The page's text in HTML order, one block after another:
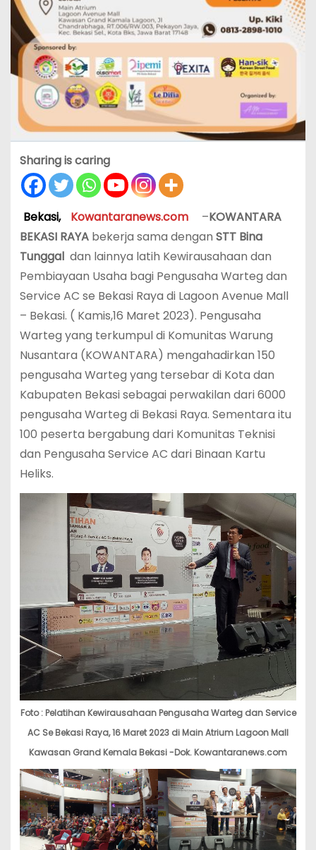
Sharing is caring
Bekasi, Kowantaranews.com –KOWANTARA
BEKASI RAYAbekerja sama dengan STT Bina
Tunggaldan lainnya latih Kewirausahaan dan
Pembiayaan Usaha bagi Pengusaha Warteg dan
Service AC se Bekasi Raya di Lagoon Avenue Mall
– Bekasi. ( Kamis,16 Maret 2023). Pengusaha
Warteg yang terkumpul di Komunitas Warung
Nusantara (KOWANTARA) mengahadirkan 150
pengusaha Warteg yang tersebar di Kota dan
Kabupaten Bekasi sebagai perwakilan dari 6000
pengusaha Warteg di Bekasi Raya. Sementara itu
100 peserta bergabung dari Komunitas Teknisi
dan Pengusaha Service AC dari Binaan Kartu
Heliks.
Foto : Pelatihan Kewirausahaan Pengusaha Warteg dan Service
AC Se Bekasi Raya, 16 Maret 2023 di Main Atrium Lagoon Mall
Kawasan Grand Kemala Bekasi -Dok. Kowantaranews.com